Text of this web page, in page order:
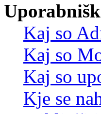
Kaj so
Kaj so
Kaj so
Kje se